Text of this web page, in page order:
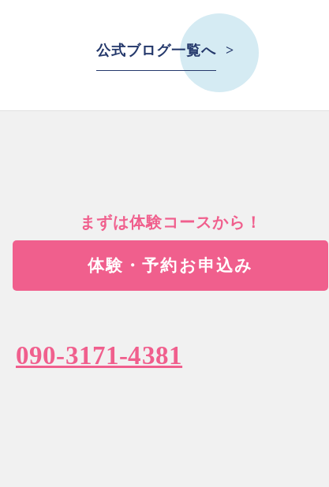
公式ブログ一覧へ
まずは体験コースから！
体験・予約お申込み
090-3171-4381